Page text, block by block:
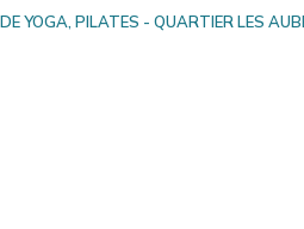
YOGA, PILATES - QUARTIER LES